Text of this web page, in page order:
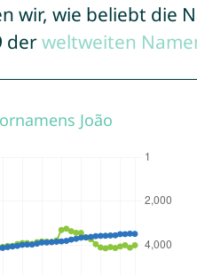
wir, wie beliebt die
derweltweiten